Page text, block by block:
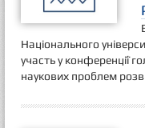
Національного
участь у конференції
наукових проблем